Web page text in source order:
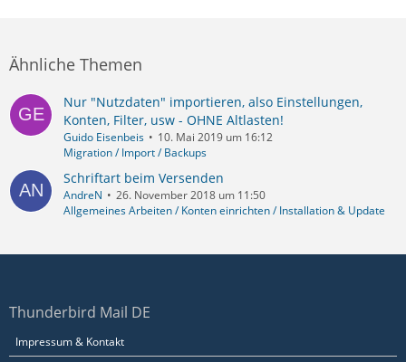
Ähnliche Themen
Nur "Nutzdaten" importieren, also Einstellungen,
Konten, Filter, usw - OHNE Altlasten!
Guido Eisenbeis
10. Mai 2019 um 16:12
Migration / Import / Backups
Schriftart beim Versenden
AndreN
26. November 2018 um 11:50
Allgemeines Arbeiten / Konten einrichten / Installation & Update
Thunderbird Mail DE
Impressum & Kontakt